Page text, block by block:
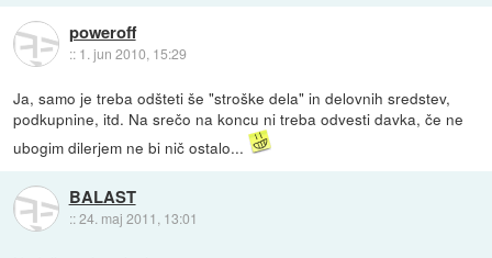
poweroff
:: 1. jun 2010, 15:29
Ja, samo je treba odšteti še "stroške dela" in delovnih sredstev,
podkupnine, itd. Na srečo na koncu ni treba odvesti davka, če ne
ubogim dilerjem ne bi nič ostalo...
BALAST
::24. maj 2011, 13:01